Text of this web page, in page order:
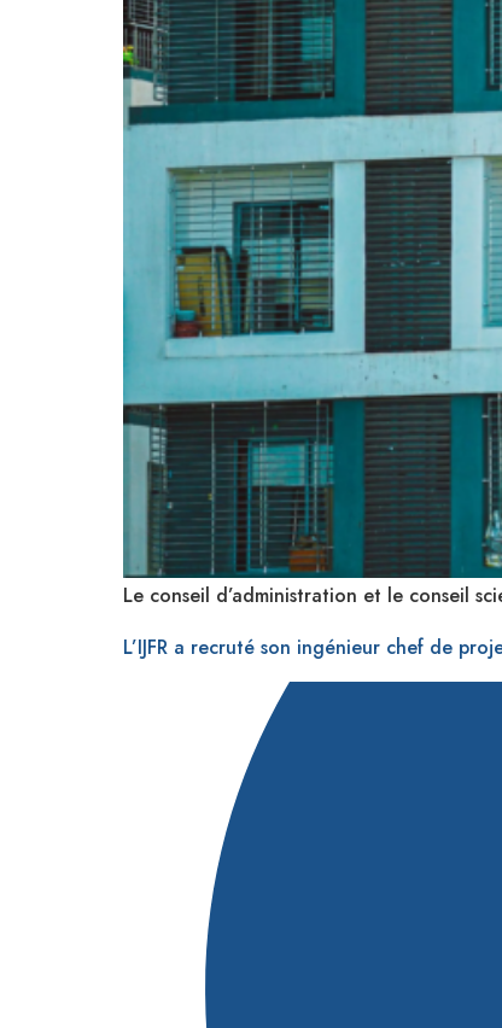
Le conseil d’administration et le conseil
L’IJFR a recruté son ingénieur chef de